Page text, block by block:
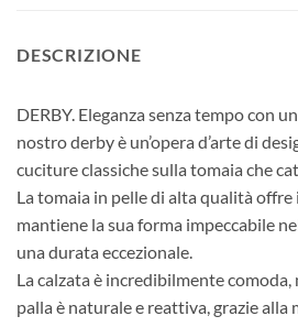
DESCRIZIONE
DERBY. Eleganza senza tempo con
nostro derby è un’opera d’arte di
cuciture classiche sulla tomaia che
La tomaia in pelle di alta qualità
mantiene la sua forma impeccabile
una durata eccezionale.
La calzata è incredibilmente comoda,
palla è naturale e reattiva, grazie alla